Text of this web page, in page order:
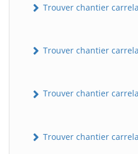
Trouver chantier
Trouver chantier
Trouver chantier
Trouver chantier